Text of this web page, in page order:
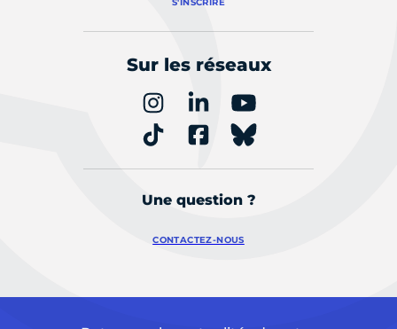
Sur les réseaux
Une question ?
CONTACTEZ-NOUS